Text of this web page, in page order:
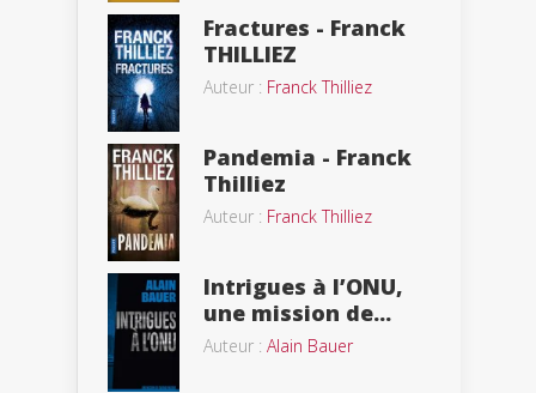
Fractures - Franck
THILLIEZ
Auteur : Franck Thilliez
Pandemia - Franck
Thilliez
Auteur : Franck Thilliez
Intrigues à l’ONU,
une mission de...
Auteur : Alain Bauer